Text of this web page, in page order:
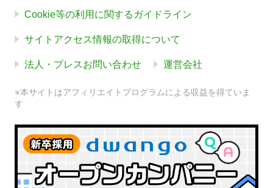
Cookie等の利用に関するガイドライン
サイトアクセス情報の取得について
法人・プレスお問い合わせ 運営会社
※本サイトはアフィリエイトプログラムによる収益を得ていま
す